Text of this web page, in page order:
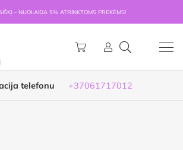
– NUOLAIDA 5% ATRINKTOMS PREKĖMS!
telefonu +37061717012